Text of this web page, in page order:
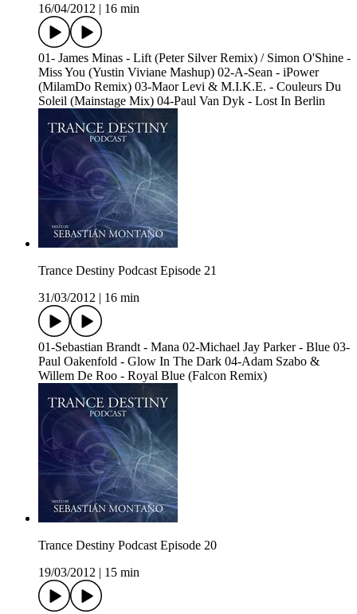
16/04/2012
16 min
01- James Minas - Lift (Peter Silver Remix) / Simon O'Shine -
Miss You (Yustin Viviane Mashup) 02-A-Sean - iPower
(MilamDo Remix) 03-Maor Levi & M.I.K.E. - Couleurs Du
Soleil (Mainstage Mix) 04-Paul Van Dyk - Lost In Berlin
Trance Destiny Podcast Episode 21
31/03/2012
16 min
01-Sebastian Brandt - Mana 02-Michael Jay Parker - Blue 03-
Paul Oakenfold - Glow In The Dark 04-Adam Szabo &
Willem De Roo - Royal Blue (Falcon Remix)
Trance Destiny Podcast Episode 20
19/03/2012
15 min